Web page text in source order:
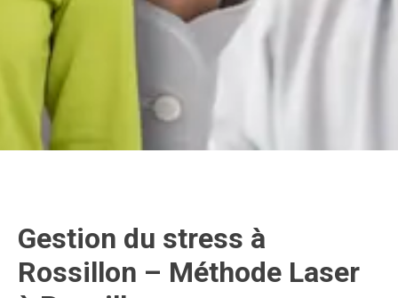
Gestion du stress à
Rossillon – Méthode Laser